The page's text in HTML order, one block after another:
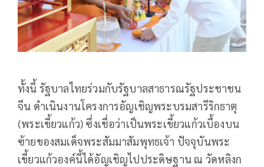
ทั้งนี้ รัฐบาลไทยร่วมกับรัฐบาลสาธารณรัฐประชาชน
จีน ดําเนินงานโครงการอัญเชิญพระบรมสารีริกธาตุ
(พระเขี้ยวแก้ว) ซึ่งเชื่อว่าเป็นพระเขี้ยวแก้วเบื้องบน
ซ้ายของสมเด็จพระสัมมาสัมพุทธเจ้า ปัจจุบันพระ
เขี้ยวแก้วองค์นี้ได้อัญเชิญไปประดิษฐาน ณ วัดหลิงก